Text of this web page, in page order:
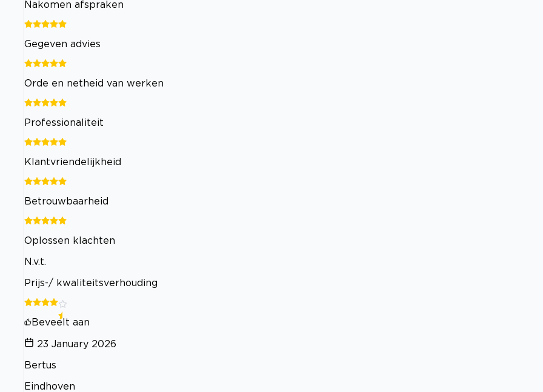
Nakomen afspraken
Gegeven advies
Orde en netheid van werken
Professionaliteit
Klantvriendelijkheid
Betrouwbaarheid
Oplossen klachten
N.v.t.
Prijs-/ kwaliteitsverhouding
Beveelt aan
23 January 2026
Bertus
Eindhoven